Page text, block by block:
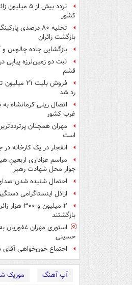
تردد بیش از ۵
کشور
تخلیه ۸۰ درصدی
بازگشت زائران
بازگشایی جاده چالوس و
ثبت دو زمین‌لرزه پیاپی
قشم
فروش بلیت
رد شد
اتصال ریلی کرمانشاه به
غرب کشور
مهران همچنان
است
انفجار در یک کارخانه
مراسم عزاداری اربعینِ
جوار محل شهادت رهبر
احتمال شنیده شدن
اراذل اینستاگرامی
۲ میلیون و
بازگشتند
استوری مهران غفوریان
حسینی
اجتماع خون‌خواهی آقای
آپ آهنگ
موزیک